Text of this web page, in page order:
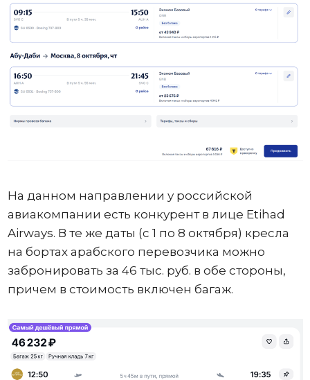
На данном направлении у российской
авиакомпании есть конкурент в лице Etihad
Airways. В те же даты (с 1 по 8 октября) кресла
на бортах арабского перевозчика можно
забронировать за 46 тыс. руб. в обе стороны,
причем в стоимость включен багаж.